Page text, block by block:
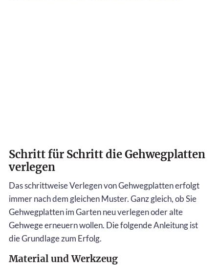
Schritt für Schritt die Gehwegplatten
verlegen
Das schrittweise Verlegen von Gehwegplatten erfolgt
immer nach dem gleichen Muster. Ganz gleich, ob Sie
Gehwegplatten im Garten neu verlegen oder alte
Gehwege erneuern wollen. Die folgende Anleitung ist
die Grundlage zum Erfolg.
Material und Werkzeug